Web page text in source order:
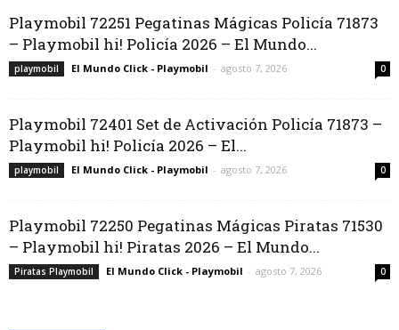
Playmobil 72251 Pegatinas Mágicas Policía 71873
– Playmobil hi! Policía 2026 – El Mundo...
playmobil El Mundo Click - Playmobil - agosto 7, 2026 0
Playmobil 72401 Set de Activación Policía 71873 –
Playmobil hi! Policía 2026 – El...
playmobil El Mundo Click - Playmobil - agosto 7, 2026 0
Playmobil 72250 Pegatinas Mágicas Piratas 71530
– Playmobil hi! Piratas 2026 – El Mundo...
Piratas Playmobil El Mundo Click - Playmobil - agosto 7, 2026 0